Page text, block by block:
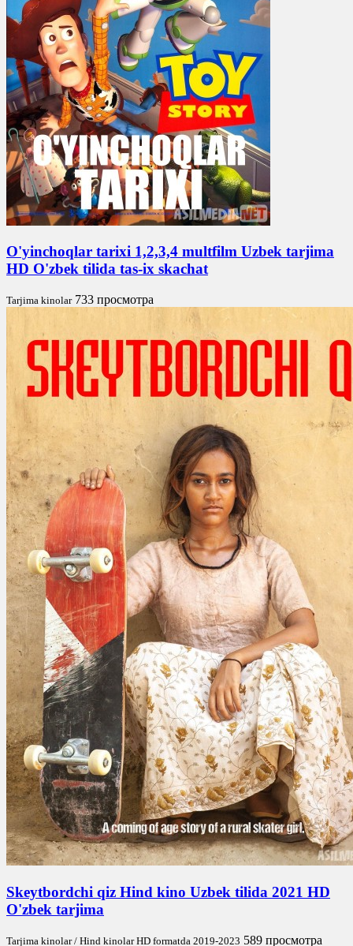
O'yinchoqlar tarixi 1,2,3,4 multfilm Uzbek tarjima
HD O'zbek tilida tas-ix skachat
Tarjima kinolar 733 просмотра
Skeytbordchi qiz Hind kino Uzbek tilida 2021 HD
O'zbek tarjima
Tarjima kinolar / Hind kinolar HD formatda 2019-2023 589 просмотра